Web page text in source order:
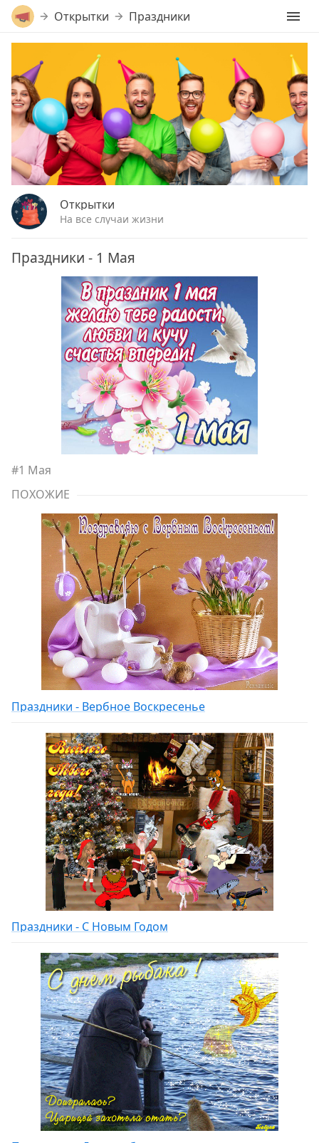
Открытки Праздники
Открытки
На все случаи жизни
Праздники - 1 Мая
#1 Мая
ПОХОЖИЕ
Праздники - Вербное Воскресенье
Праздники - С Новым Годом